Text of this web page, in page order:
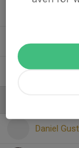
38.
39. Zubair
Arvid
Daniel